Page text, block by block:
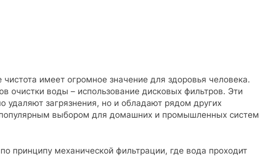
имеет огромное значение для здоровья человека.
очистки воды – использование дисковых фильтров. Эти
удаляют загрязнения, но и обладают рядом других
выбором для домашних и промышленных систем
принципу механической фильтрации, где вода проходит